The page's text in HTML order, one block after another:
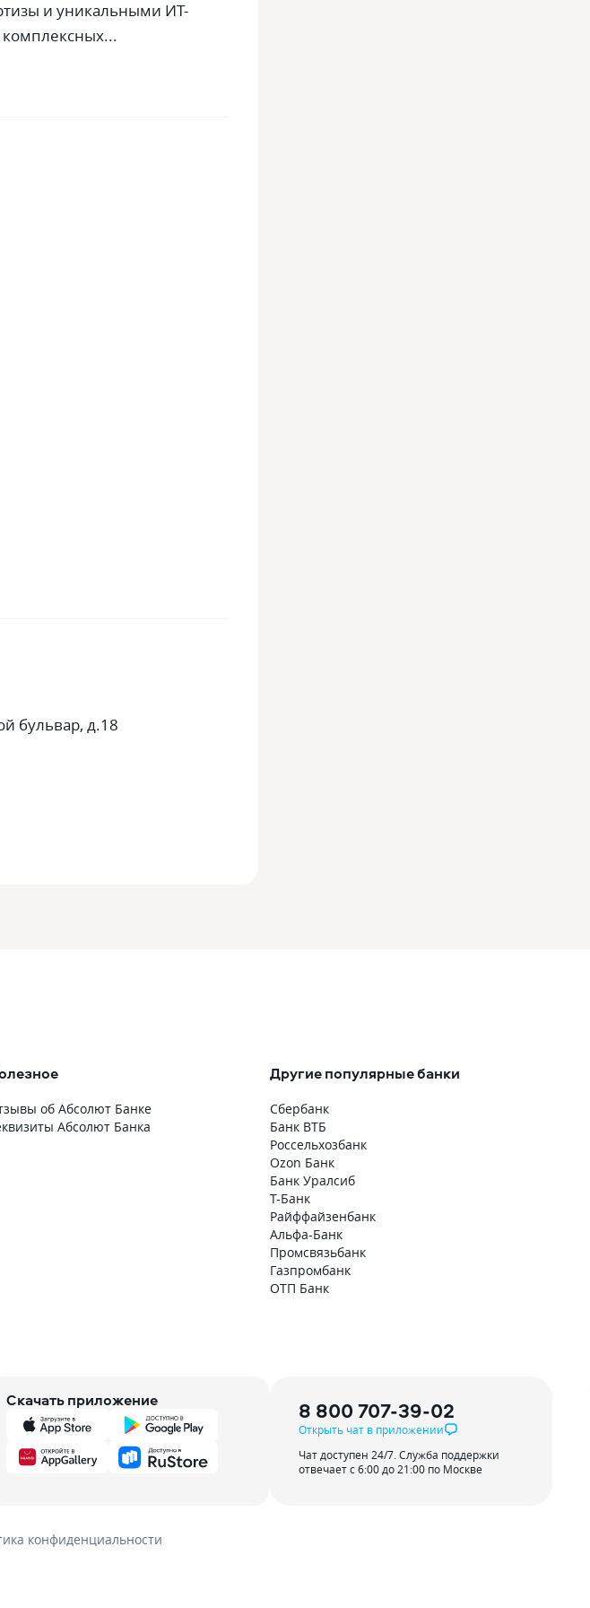
и уникальными ИТ-
бульвар, д.18
об Абсолют Банке
Абсолют Банка
Другие популярные банки
Сбербанк
Банк ВТБ
Россельхозбанк
Ozon Банк
Банк Уралсиб
Т-Банк
Райффайзенбанк
Альфа-Банк
Промсвязьбанк
Газпромбанк
ОТП Банк
Скачать приложение 8 800 707-39-02
Открыть чат в приложении
Чат доступен 24/7. Служба поддержки
отвечает с 6:00 до 21:00 по Москве
конфиденциальности